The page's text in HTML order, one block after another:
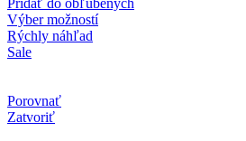
Výber možností
Rýchly náhľad
Sale
Porovnať
Zatvoriť